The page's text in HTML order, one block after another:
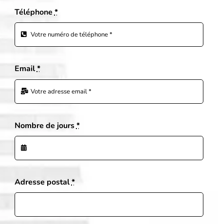
Téléphone*
Email*
Nombre de jours*
Adresse postal*